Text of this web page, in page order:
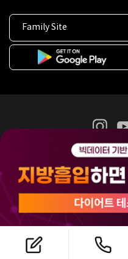
Family Site
365mc 병·의원 이
비급여
(주)365mcㅣ서울특별시 서초구
120-87-
COPYRIGHT(C) 2025